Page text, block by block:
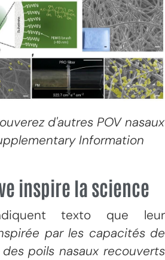
d'autres POV nasaux
Information
inspire la science
texto que leur
par les capacités de
poils nasaux recouverts